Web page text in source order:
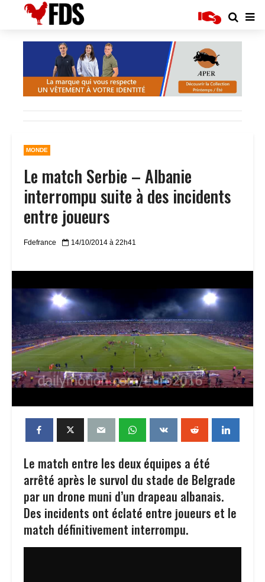
MONDE
Le match Serbie – Albanie
interrompu suite à des incidents
entre joueurs
Fdefrance 14/10/2014 à 22h41
Le match entre les deux équipes a été
arrêté après le survol du stade de Belgrade
par un drone muni d’un drapeau albanais.
Des incidents ont éclaté entre joueurs et le
match définitivement interrompu.